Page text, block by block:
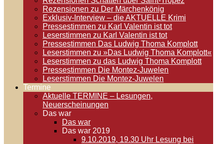
Rezensionen zu Der Märchenkönig
Exklusiv-Interview – die AKTUELLE Krimi
Pressestimmen zu Karl Valentin ist tot
Leserstimmen zu Karl Valentin ist tot
Pressestimmen Das Ludwig Thoma Komplott
Leserstimmen zu »Das Ludwig Thoma Komplott«
Leserstimmen zu das Ludwig Thoma Komplott
Pressestimmen Die Montez-Juwelen
Leserstimmen Die Montez-Juwelen
Termine
Aktuelle TERMINE – Lesungen,
Neuerscheinungen
Das war
Das war
Das war 2019
9.10.2019, 19.30 Uhr Lesung bei